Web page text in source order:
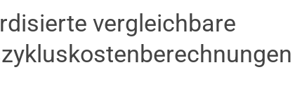
vergleichbare